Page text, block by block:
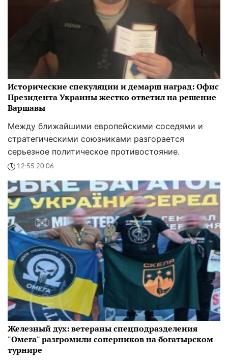
Исторические спекуляции и демарш наград: Офис
Президента Украины жестко ответил на решение
Варшавы
Между ближайшими европейскими соседями и
стратегическими союзниками разгорается
серьезное политическое противостояние.
12:55 20.06
Железный дух: ветераны спецподразделения
"Омега" разгромили соперников на богатырском
турнире